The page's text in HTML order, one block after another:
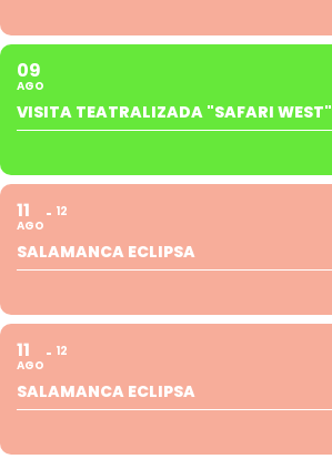
09
AGO
VISITA TEATRALIZADA "SAFARI WEST"
11
AGO
12
SALAMANCA ECLIPSA
11
AGO
12
SALAMANCA ECLIPSA